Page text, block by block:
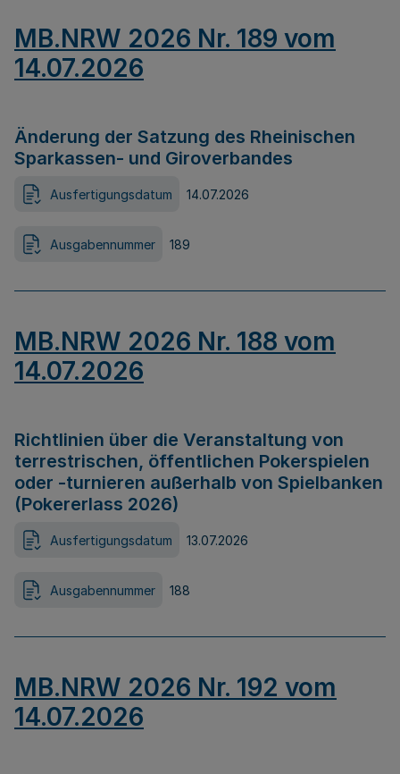
MB.NRW 2026 Nr. 189 vom
14.07.2026
Änderung der Satzung des Rheinischen
Sparkassen- und Giroverbandes
Ausfertigungsdatum 14.07.2026
Ausgabennummer 189
MB.NRW 2026 Nr. 188 vom
14.07.2026
Richtlinien über die Veranstaltung von
terrestrischen, öffentlichen Pokerspielen
oder -turnieren außerhalb von Spielbanken
(Pokererlass 2026)
Ausfertigungsdatum 13.07.2026
Ausgabennummer 188
MB.NRW 2026 Nr. 192 vom
14.07.2026